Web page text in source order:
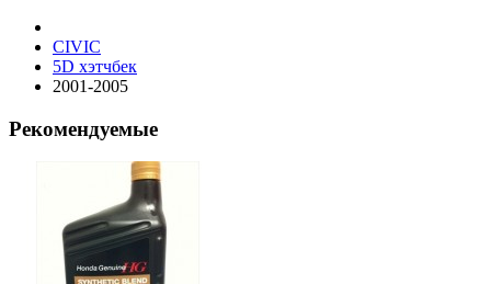
CIVIC
5D хэтчбек
2001-2005
Рекомендуемые